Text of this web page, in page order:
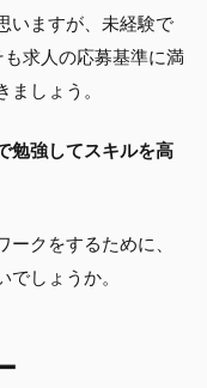
いますが、未経験で
求人の応募基準に満
しょう。
勉強してスキルを高
クをするために、
しょうか。